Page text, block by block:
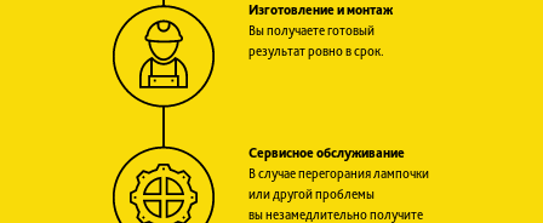
Сервисное обслуживание
В случае перегорания лампочки
или другой проблемы
вы незамедлительно получите
Изготовление и монтаж
Вы получаете готовый
результат ровно в срок.